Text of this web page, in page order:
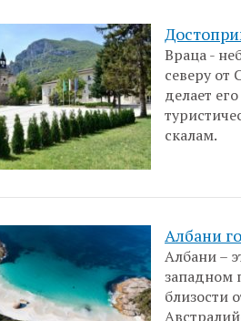
Враца -
северу от
делает
скалам.
Албани
Албани –
западном
близости